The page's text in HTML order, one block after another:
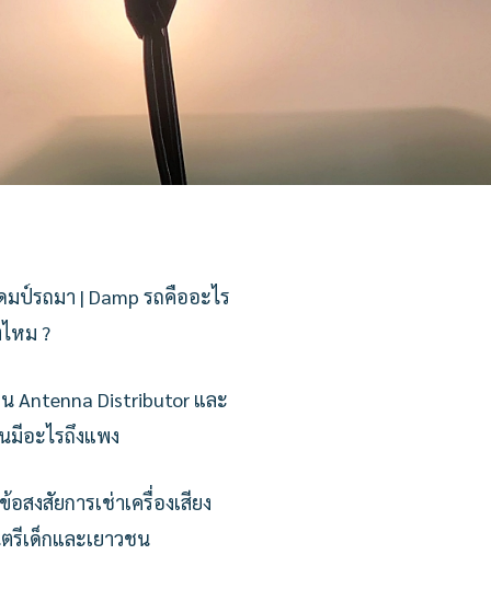
มป์รถมา | Damp รถคืออะไร
หม ?
น Antenna Distributor และ
มีอะไรถึงแพง
สงสัยการเช่าเครื่องเสียง
รีเด็กและเยาวชน